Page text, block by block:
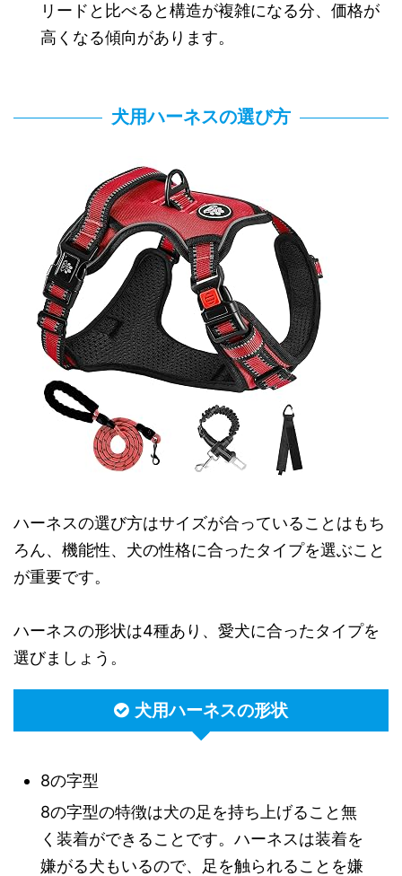
リードと比べると構造が複雑になる分、価格が
高くなる傾向があります。
犬用ハーネスの選び方
ハーネスの選び方はサイズが合っていることはもち
ろん、機能性、犬の性格に合ったタイプを選ぶこと
が重要です。
ハーネスの形状は4種あり、愛犬に合ったタイプを
選びましょう。
犬用ハーネスの形状
8の字型
8の字型の特徴は犬の足を持ち上げること無
く装着ができることです。ハーネスは装着を
嫌がる犬もいるので、足を触られることを嫌